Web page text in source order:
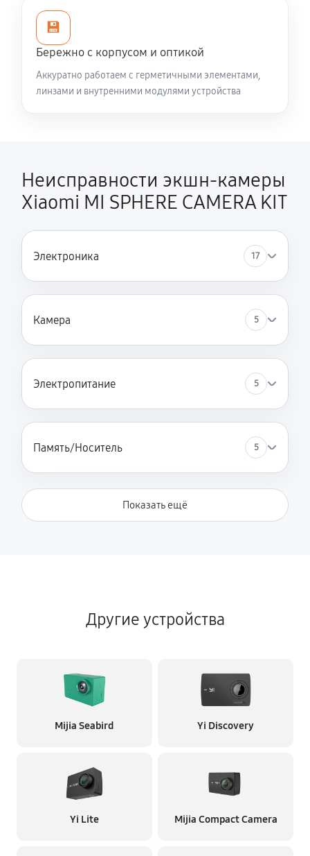
💾
Бережно с корпусом и оптикой
Аккуратно работаем с герметичными элементами,
линзами и внутренними модулями устройства
Неисправности экшн-камеры
Xiaomi MI SPHERE CAMERA KIT
Электроника 17
Камера 5
Электропитание 5
Память/Носитель 5
Показать ещё
Другие устройства
Mijia Seabird Yi Discovery
Yi Lite Mijia Compact Camera